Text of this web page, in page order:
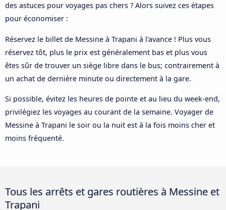
des astuces pour voyages pas chers ? Alors suivez ces étapes
pour économiser :
Réservez le billet de Messine à Trapani à l'avance ! Plus vous
réservez tôt, plus le prix est généralement bas et plus vous
êtes sûr de trouver un siège libre dans le bus; contrairement à
un achat de dernière minute ou directement à la gare.
Si possible, évitez les heures de pointe et au lieu du week-end,
privilégiez les voyages au courant de la semaine. Voyager de
Messine à Trapani le soir ou la nuit est à la fois moins cher et
moins fréquenté.
Tous les arrêts et gares routières à Messine et
Trapani